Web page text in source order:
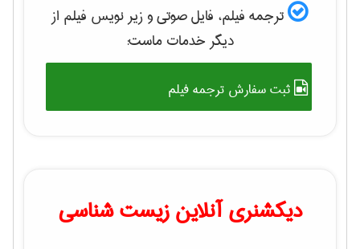
ترجمه فیلم، فایل صوتی و زیر نویس فیلم از
دیگر خدمات ماست:
ثبت سفارش ترجمه فیلم
دیکشنری آنلاین زیست شناسی